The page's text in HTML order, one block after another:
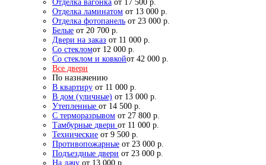
Отделка вагонка от 17 500 р.
Отделка ламинатом от 13 000 р.
Отделка фотопанель от 23 000 р.
Белые от 20 700 р.
Двери на заказ от 11 000 р.
Со стекломот 12 000 р.
Со стеклом и ковкойот 42 000 р.
Все двери
По назначению
В квартиру от 11 000 р.
В дом (уличные) от 13 000 р.
Утепленные от 14 500 р.
С терморазрывом от 27 800 р.
Тамбурные двери от 11 000 р.
Технические от 9 500 р.
Противопожарные от 23 000 р.
Подъездные двери от 23 000 р.
На дачу от 13 000 р.